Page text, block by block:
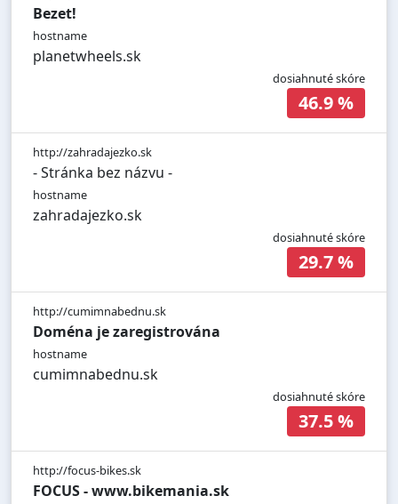
Bezet!
hostname
planetwheels.sk
dosiahnuté skóre
46.9 %
http://zahradajezko.sk
- Stránka bez názvu -
hostname
zahradajezko.sk
dosiahnuté skóre
29.7 %
http://cumimnabednu.sk
Doména je zaregistrována
hostname
cumimnabednu.sk
dosiahnuté skóre
37.5 %
http://focus-bikes.sk
FOCUS - www.bikemania.sk